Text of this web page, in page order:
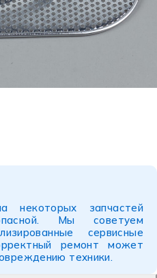
некоторых запчастей
Мы советуем
сервисные
ремонт может
техники.